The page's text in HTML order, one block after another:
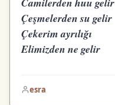
Çeşmelerden su gelir
Çekerim ayrılığı
Elimizden ne gelir
esra